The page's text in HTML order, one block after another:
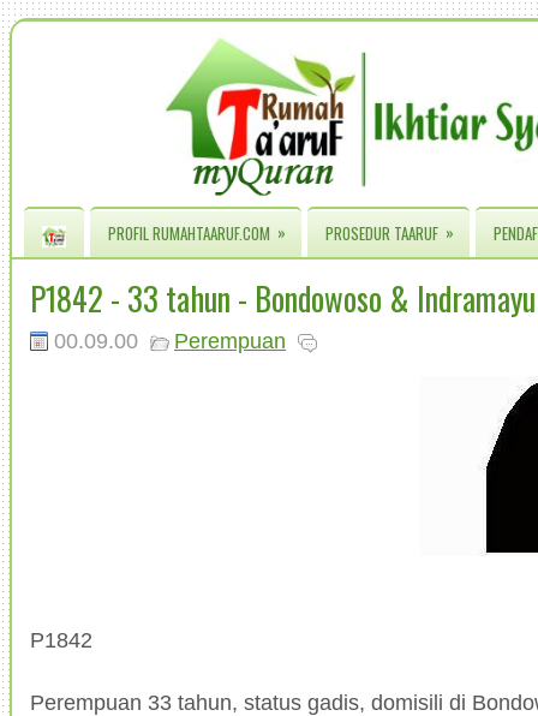
PROFIL RUMAHTAARUF.COM » PROSEDUR TAARUF »
P1842 - 33 tahun - Bondowoso & Indramayu
00.09.00 Perempuan
P1842
Perempuan 33 tahun, status gadis, domisili di